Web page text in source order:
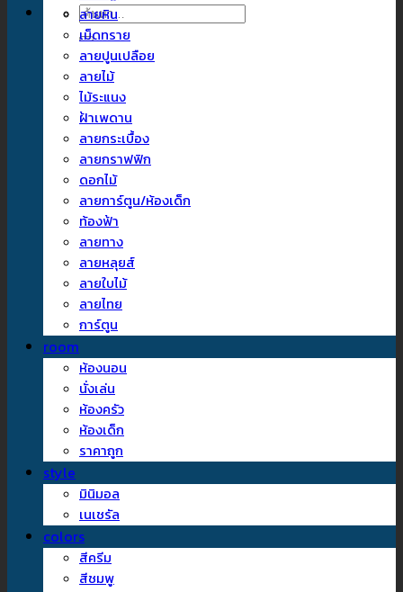
ค้นหา:
ลายหิน
เม็ดทราย
ลายปูนเปลือย
ลายไม้
ไม้ระแนง
ฝ้าเพดาน
ลายกระเบื้อง
ลายกราฟฟิก
ดอกไม้
ลายการ์ตูน/ห้องเด็ก
ท้องฟ้า
ลายทาง
ลายหลุยส์
ลายใบไม้
ลายไทย
การ์ตูน
room
ห้องนอน
นั่งเล่น
ห้องครัว
ห้องเด็ก
ราคาถูก
style
มินิมอล
เนเชรัล
colors
สีครีม
สีชมพู